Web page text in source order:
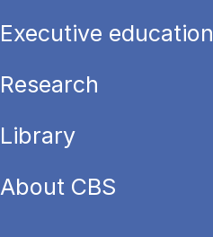
Executive education
Research
Library
About CBS